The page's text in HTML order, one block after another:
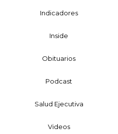
Indicadores
Inside
Obituarios
Podcast
Salud Ejecutiva
Videos